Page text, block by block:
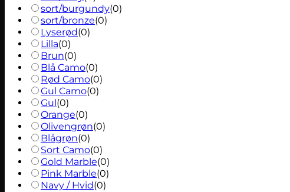
sort/burgundy(0)
sort/bronze(0)
Lyserød(0)
Lilla(0)
Brun(0)
Blå Camo(0)
Rød Camo(0)
Gul Camo(0)
Gul(0)
Orange(0)
Olivengrøn(0)
Blågrøn(0)
Sort Camo(0)
Gold Marble(0)
Pink Marble(0)
Navy / Hvid(0)